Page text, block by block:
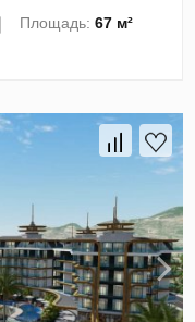
Площадь:67 м²